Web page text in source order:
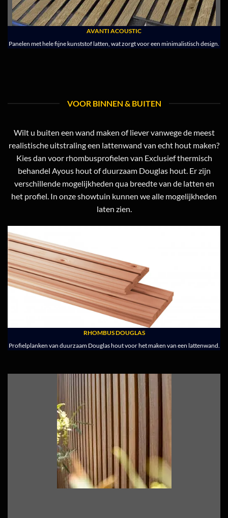
AVANTI ACOUSTIC
Panelen met hele fijne kunststof latten, wat zorgt voor een minimalistisch design.
VOOR BINNEN & BUITEN
Wilt u buiten een wand maken of liever vanwege de meest
realistische uitstraling een lattenwand van echt hout maken?
Kies dan voor rhombusprofielen van Exclusief thermisch
behandel Ayous hout of duurzaam Douglas hout. Er zijn
verschillende mogelijkheden qua breedte van de latten en
het profiel. In onze showtuin kunnen we alle mogelijkheden
laten zien.
RHOMBUS DOUGLAS
Profielplanken van duurzaam Douglas hout voor het maken van een lattenwand.